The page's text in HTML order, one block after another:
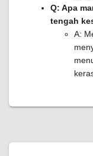
Q: Apa
tengah
A: